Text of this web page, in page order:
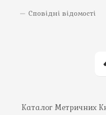
Сповідні відомості
Каталог Метричних